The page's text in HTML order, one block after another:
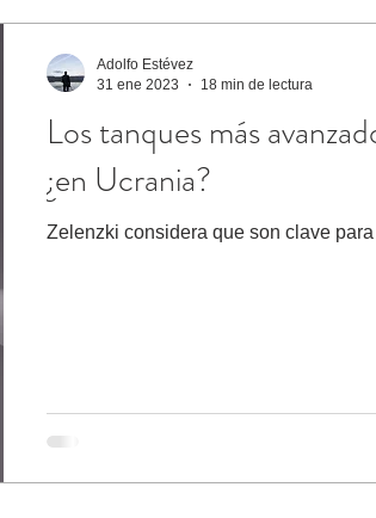
Amenazas Narcotráfico Inmigración
Más destacado Artículos en
Los tanques más
¿en Ucrania?
Zelenzki considera que son clave
Adolfo Estévez
31 ene 2023
18 min de lectura